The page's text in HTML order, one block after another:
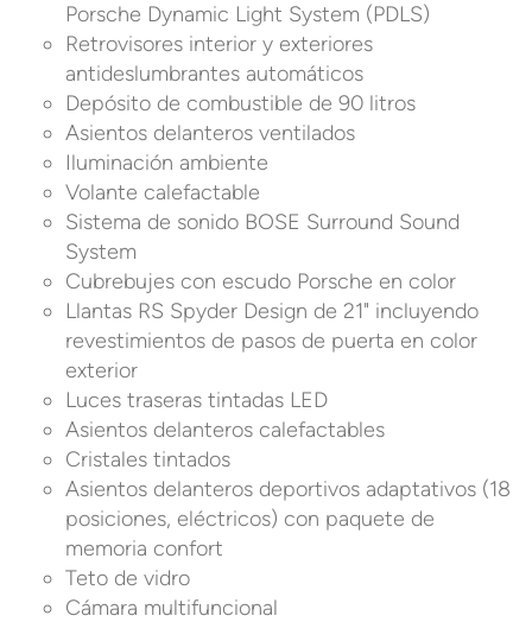
Porsche Dynamic Light System (PDLS)
Retrovisores interior y exteriores
antideslumbrantes automáticos
Depósito de combustible de 90 litros
Asientos delanteros ventilados
Iluminación ambiente
Volante calefactable
Sistema de sonido BOSE Surround Sound
System
Cubrebujes con escudo Porsche en color
Llantas RS Spyder Design de 21" incluyendo
revestimientos de pasos de puerta en color
exterior
Luces traseras tintadas LED
Asientos delanteros calefactables
Cristales tintados
Asientos delanteros deportivos adaptativos (18
posiciones, eléctricos) con paquete de
memoria confort
Teto de vidro
Cámara multifuncional